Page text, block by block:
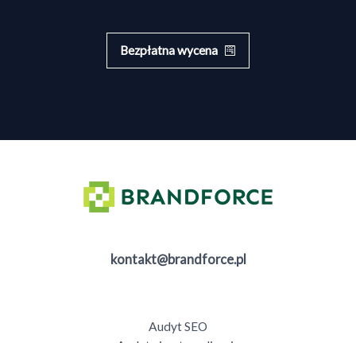
Bezpłatna wycena
kontakt@brandforce.pl
Audyt SEO